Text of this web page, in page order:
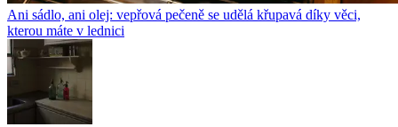
Ani sádlo, ani olej: vepřová pečeně se udělá křupavá díky věci,
kterou máte v lednici